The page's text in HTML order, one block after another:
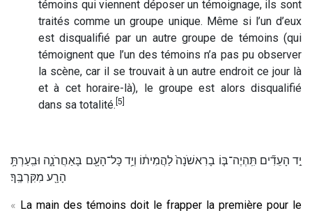
témoins qui viennent déposer un témoignage, ils sont
traités comme un groupe unique. Même si l’un d’eux
est disqualifié par un autre groupe de témoins (qui
témoignent que l’un des témoins n’a pas pu observer
la scène, car il se trouvait à un autre endroit ce jour là
et à cet horaire-là), le groupe est alors disqualifié
dans sa totalité. [5]
יַ֣ד הָעֵדִ֞ים תִּֽהְיֶה־בּ֤וֹ בָרִאשֹׁנָה֙ לַהֲמִית֔וֹ וְיַ֥ד כָּל־הָעָ֖ם בָּאַחֲרֹנָ֑ה וּבִֽעַרְתָּ֥
הָרָ֖ע מִקִּרְבֶּֽךָ׃
« La main des témoins doit le frapper la première pour le